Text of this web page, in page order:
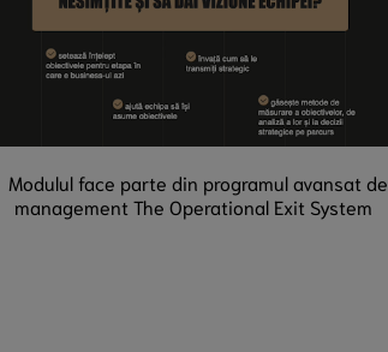
Modulul face parte din programul avansat de
management The Operational Exit System